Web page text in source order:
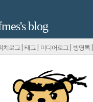
blog
치로그 | 태그 | 미디어로그 | 방명록 |